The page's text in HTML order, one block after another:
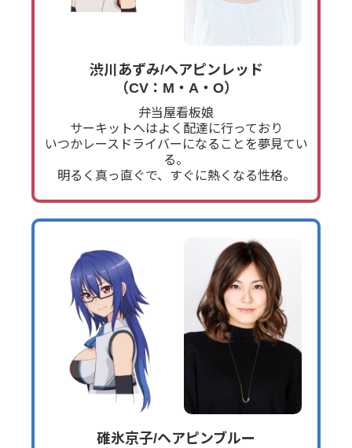
渋川あずみ/ヘアピンレッド
（CV：M・A・O）
弁当屋看板娘
サーキットへはよく配達に行っており
いつかレースドライバーになることを夢見てい
る。
明るく真っ直ぐで、すぐに熱くなる性格。
碓氷京子/ヘアピンブルー